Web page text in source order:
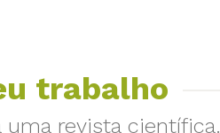
trabalho
uma revista científica.